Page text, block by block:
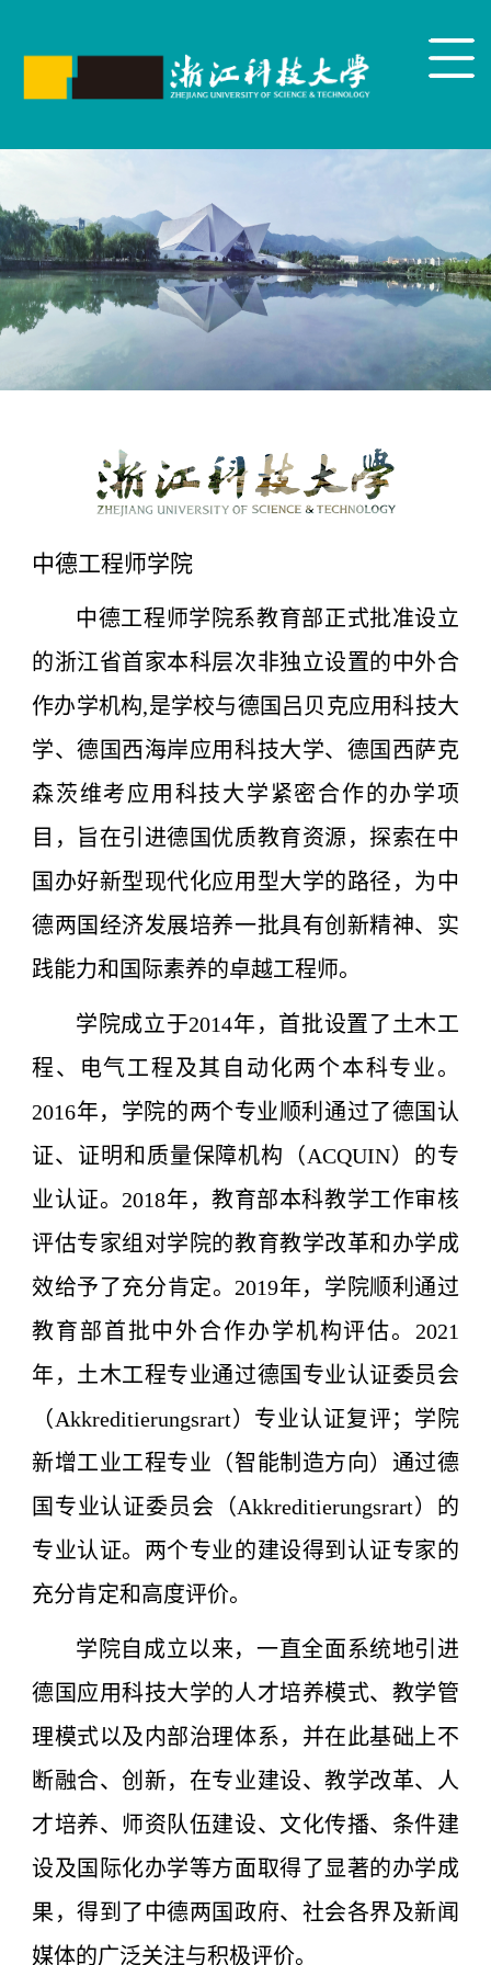
中德工程师学院
中德工程师学院系教育部正式批准设立
的浙江省首家本科层次非独立设置的中外合
作办学机构,是学校与德国吕贝克应用科技大
学、德国西海岸应用科技大学、德国西萨克
森茨维考应用科技大学紧密合作的办学项
目，旨在引进德国优质教育资源，探索在中
国办好新型现代化应用型大学的路径，为中
德两国经济发展培养一批具有创新精神、实
践能力和国际素养的卓越工程师。
学院成立于2014年，首批设置了土木工
程、电气工程及其自动化两个本科专业。
2016年，学院的两个专业顺利通过了德国认
证、证明和质量保障机构（ACQUIN）的专
业认证。2018年，教育部本科教学工作审核
评估专家组对学院的教育教学改革和办学成
效给予了充分肯定。2019年，学院顺利通过
教育部首批中外合作办学机构评估。2021
年，土木工程专业通过德国专业认证委员会
（Akkreditierungsrart）专业认证复评；学院
新增工业工程专业（智能制造方向）通过德
国专业认证委员会（Akkreditierungsrart）的
专业认证。两个专业的建设得到认证专家的
充分肯定和高度评价。
学院自成立以来，一直全面系统地引进
德国应用科技大学的人才培养模式、教学管
理模式以及内部治理体系，并在此基础上不
断融合、创新，在专业建设、教学改革、人
才培养、师资队伍建设、文化传播、条件建
设及国际化办学等方面取得了显著的办学成
果，得到了中德两国政府、社会各界及新闻
媒体的广泛关注与积极评价。